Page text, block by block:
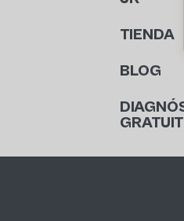
TIENDA
BLOG